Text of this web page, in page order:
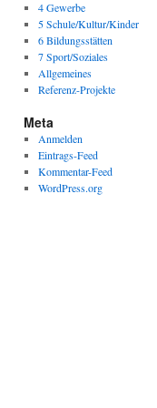
4 Gewerbe
5 Schule/Kultur/Kinder
6 Bildungsstätten
7 Sport/Soziales
Allgemeines
Referenz-Projekte
Meta
Anmelden
Eintrags-Feed
Kommentar-Feed
WordPress.org